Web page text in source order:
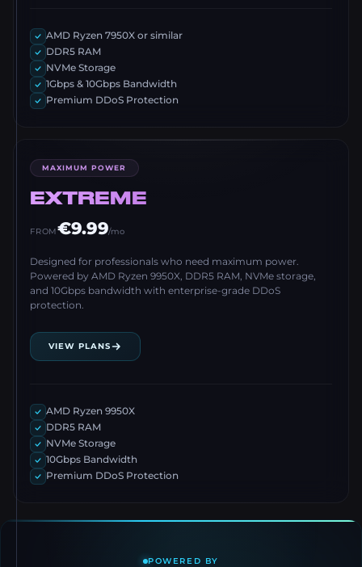
AMD Ryzen 7950X or similar
DDR5 RAM
NVMe Storage
1Gbps & 10Gbps Bandwidth
Premium DDoS Protection
MAXIMUM POWER
EXTREME
FROM€9.99/mo
Designed for professionals who need maximum power.
Powered by AMD Ryzen 9950X, DDR5 RAM, NVMe storage,
and 10Gbps bandwidth with enterprise-grade DDoS
protection.
VIEW PLANS
AMD Ryzen 9950X
DDR5 RAM
NVMe Storage
10Gbps Bandwidth
Premium DDoS Protection
POWERED BY